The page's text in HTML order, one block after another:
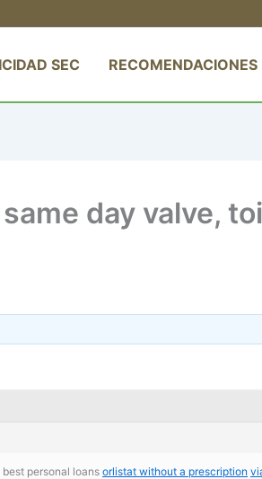
SEC RECOMENDACIONES
day valve,
best personal loansorlistat without a prescription